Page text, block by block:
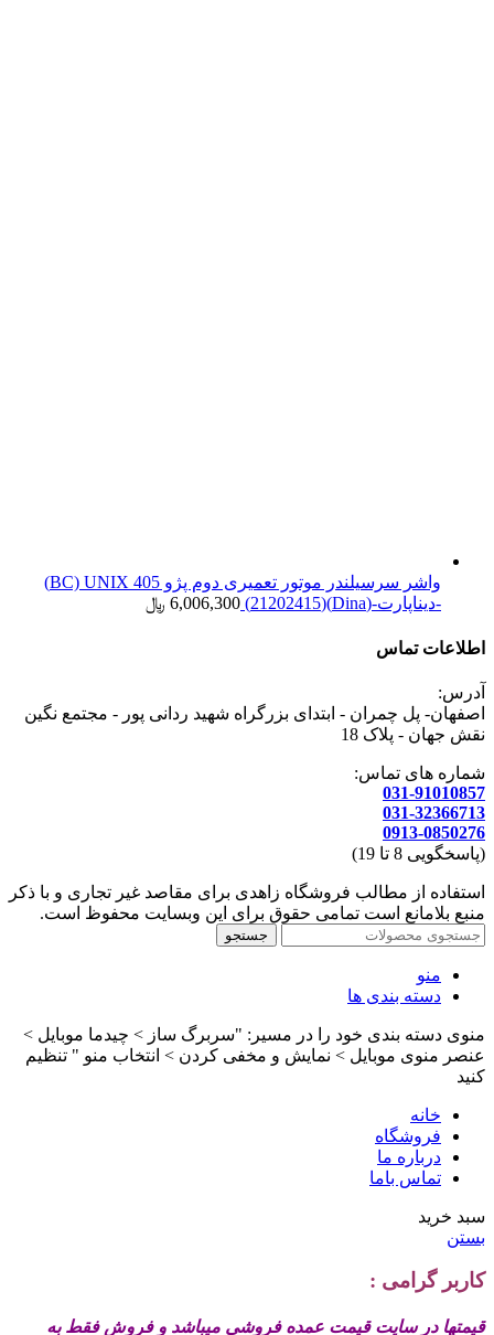
واشر سرسیلندر موتور تعمیری دوم پژو 405 BC) UNIX)
-دیناپارت-(Dina)(21202415)
6,006,300 ﷼
اطلاعات تماس
آدرس:
اصفهان- پل چمران - ابتدای بزرگراه شهید ردانی پور - مجتمع نگین
نقش جهان - پلاک 18
شماره های تماس:
031-91010857
031-32366713
0913-0850276
(پاسخگویی 8 تا 19)
استفاده از مطالب فروشگاه زاهدی برای مقاصد غیر تجاری و با ذکر
منبع بلامانع است تمامی حقوق برای این وبسایت محفوظ است.
جستجو
منو
دسته بندی ها
منوی دسته بندی خود را در مسیر: "سربرگ ساز > چیدما موبایل >
عنصر منوی موبایل > نمایش و مخفی کردن > انتخاب منو " تنظیم
کنید
خانه
فروشگاه
درباره ما
تماس باما
سبد خرید
بستن
کاربر گرامی :
قیمتها در سایت قیمت عمده فروشی میباشد و فروش فقط به